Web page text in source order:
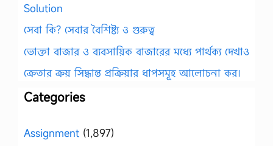
Solution
সেবা কি? সেবার বৈশিষ্ট্য ও গুরুত্ব
ভোক্তা বাজার ও ব্যবসায়িক বাজারের মধ্যে পার্থক্য দেখাও
ক্রেতার ক্রয় সিদ্ধান্ত প্রক্রিয়ার ধাপসমূহ আলোচনা কর।
Categories
Assignment (1,897)